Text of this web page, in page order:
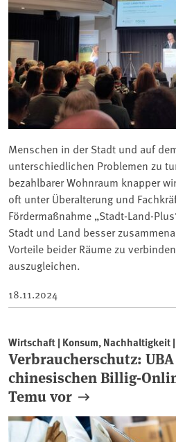
Menschen in der Stadt und auf
unterschiedlichen Problemen zu
bezahlbarer Wohnraum knapper
oft unter Überalterung und
Fördermaßnahme „Stadt-Land-
Stadt und Land besser
Vorteile beider Räume zu
auszugleichen.
18.11.2024
Wirtschaft | Konsum, Nachhaltigkeit
Verbraucherschutz:
chinesischen Billig-
Temu vor